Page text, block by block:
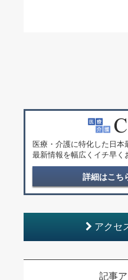
医療・介護に特化した日本
最新情報を幅広くイチ早く
詳細はこち
アクセ
記事